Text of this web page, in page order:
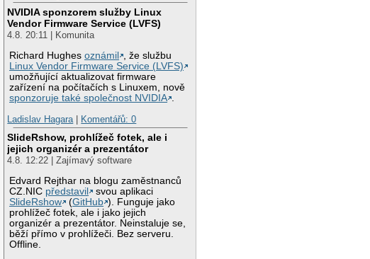
NVIDIA sponzorem služby Linux
Vendor Firmware Service (LVFS)
4.8. 20:11 | Komunita
Richard Hughesoznámil
, že službu
Linux Vendor Firmware Service (LVFS)
umožňující aktualizovat firmware
zařízení na počítačích s Linuxem, nově
sponzoruje také společnost NVIDIA .
Ladislav Hagara | Komentářů: 0
SlideRshow, prohlížeč fotek, ale i
jejich organizér a prezentátor
4.8. 12:22 | Zajímavý software
Edvard Rejthar na blogu zaměstnanců
CZ.NIC představil
svou aplikaci
SlideRshow
(GitHub ). Funguje jako
prohlížeč fotek, ale i jako jejich
organizér a prezentátor. Neinstaluje se,
běží přímo v prohlížeči. Bez serveru.
Offline.